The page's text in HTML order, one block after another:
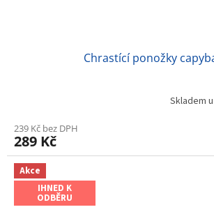
Chrastící ponožky
Skladem
239 Kč bez DPH
289 Kč
Akce
IHNED K
ODBĚRU